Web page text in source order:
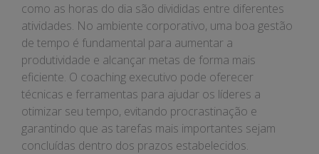
como as horas do dia são divididas entre diferentes
atividades. No ambiente corporativo, uma boa gestão
de tempo é fundamental para aumentar a
produtividade e alcançar metas de forma mais
eficiente. O coaching executivo pode oferecer
técnicas e ferramentas para ajudar os líderes a
otimizar seu tempo, evitando procrastinação e
garantindo que as tarefas mais importantes sejam
concluídas dentro dos prazos estabelecidos.